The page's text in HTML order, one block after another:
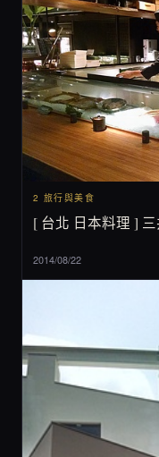
2 旅行與美食
[ 台北 日本料理 ]
2014/08/22